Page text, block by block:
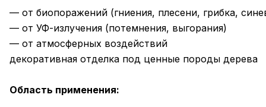
— от биопоражений (гниения, плесени, грибка,
— от УФ-излучения (потемнения, выгорания)
— от атмосферных воздействий
декоративная отделка под ценные породы дерева
Область применения: